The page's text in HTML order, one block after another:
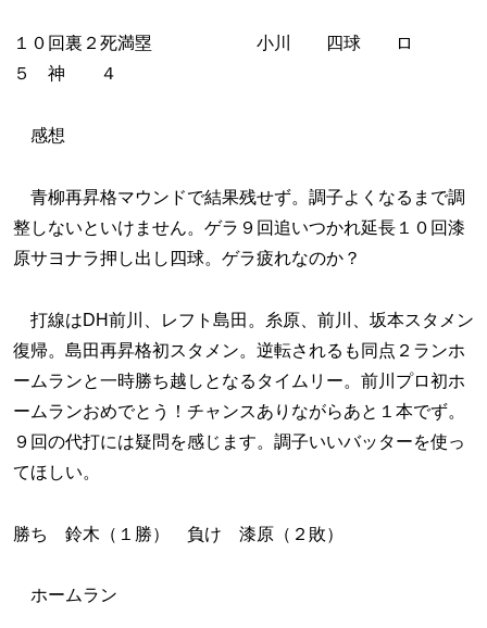
１０回裏２死満塁 小川 四球 ロ
５ 神 ４
感想
青柳再昇格マウンドで結果残せず。調子よくなるまで調
整しないといけません。ゲラ９回追いつかれ延長１０回漆
原サヨナラ押し出し四球。ゲラ疲れなのか？
打線はDH前川、レフト島田。糸原、前川、坂本スタメン
復帰。島田再昇格初スタメン。逆転されるも同点２ランホ
ームランと一時勝ち越しとなるタイムリー。前川プロ初ホ
ームランおめでとう！チャンスありながらあと１本でず。
９回の代打には疑問を感じます。調子いいバッターを使っ
てほしい。
勝ち 鈴木（１勝） 負け 漆原（２敗）
ホームラン